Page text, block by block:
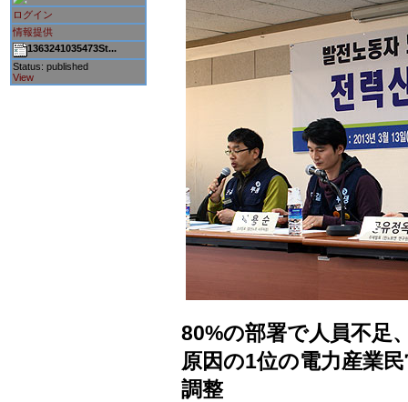
ログイン
情報提供
1363241035473St...
Status: published
View
80%の部署で人員不足
原因の1位の電力産業
調整